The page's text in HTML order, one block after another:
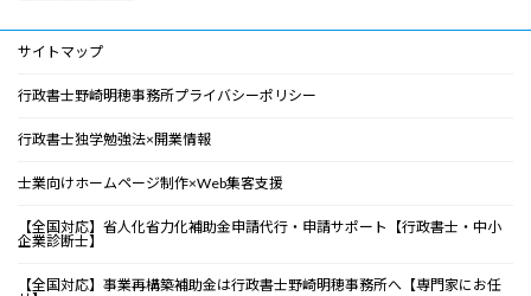
サイトマップ
行政書士野崎明穂事務所プライバシーポリシー
行政書士独学勉強法×開業情報
士業向けホームページ制作×Web集客支援
【全国対応】省人化省力化補助金申請代行・申請サポート【行政書士・中小
企業診断士】
【全国対応】事業再構築補助金は行政書士野崎明穂事務所へ【専門家にお任